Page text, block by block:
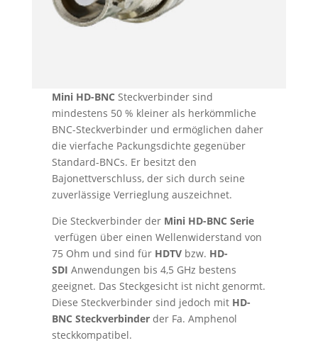
Mini HD-BNC Steckverbinder sind
mindestens 50 % kleiner als herkömmliche
BNC-Steckverbinder und ermöglichen daher
die vierfache Packungsdichte gegenüber
Standard-BNCs. Er besitzt den
Bajonettverschluss, der sich durch seine
zuverlässige Verrieglung auszeichnet.
Die Steckverbinder der Mini HD-BNC Serie
verfügen über einen Wellenwiderstand von
75 Ohm und sind für HDTV bzw. HD-
SDI Anwendungen bis 4,5 GHz bestens
geeignet. Das Steckgesicht ist nicht genormt.
Diese Steckverbinder sind jedoch mit HD-
BNC Steckverbinder der Fa. Amphenol
steckkompatibel.